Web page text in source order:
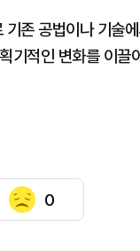
존 공법이나 기술
기적인 변화를 이끌
0